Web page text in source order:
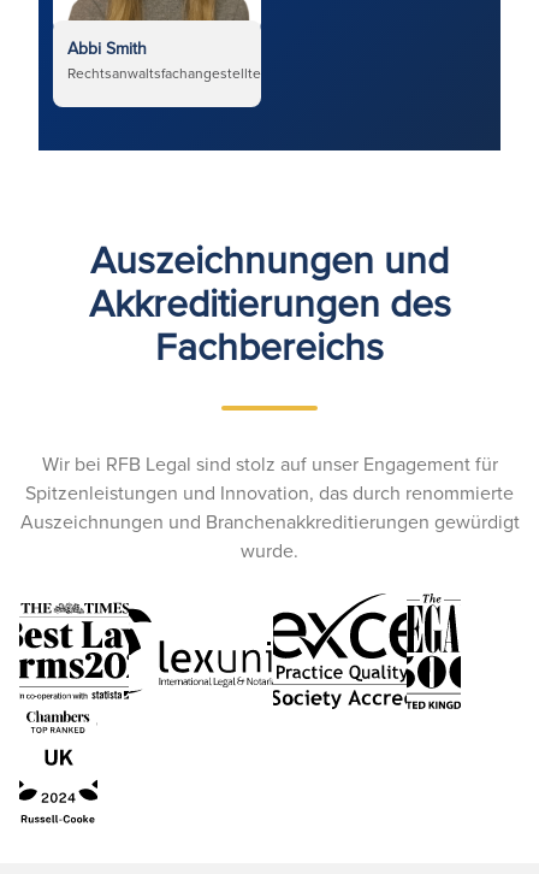
Abbi Smith
Rechtsanwaltsfachangestellte
Auszeichnungen und
Akkreditierungen des
Fachbereichs
Wir bei RFB Legal sind stolz auf unser Engagement für
Spitzenleistungen und Innovation, das durch renommierte
Auszeichnungen und Branchenakkreditierungen gewürdigt
wurde.